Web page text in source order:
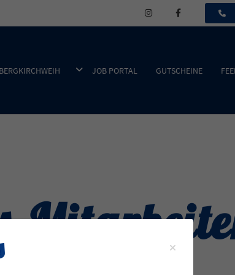
ÖFFNEN
BERGKIRCHWEIH DROPDOWN ÖFFNEN
JOB PORTAL GUTSCHEINE